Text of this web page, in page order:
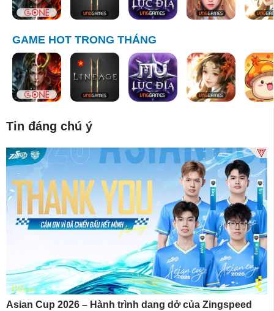
GAME HOT TRONG THÁNG
Tin đáng chú ý
Asian Cup 2026 – Hành trình dang dở của Zingspeed